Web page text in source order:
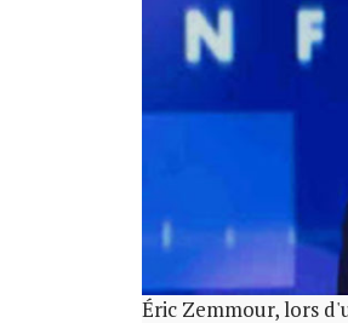
Éric Zemmour, lors